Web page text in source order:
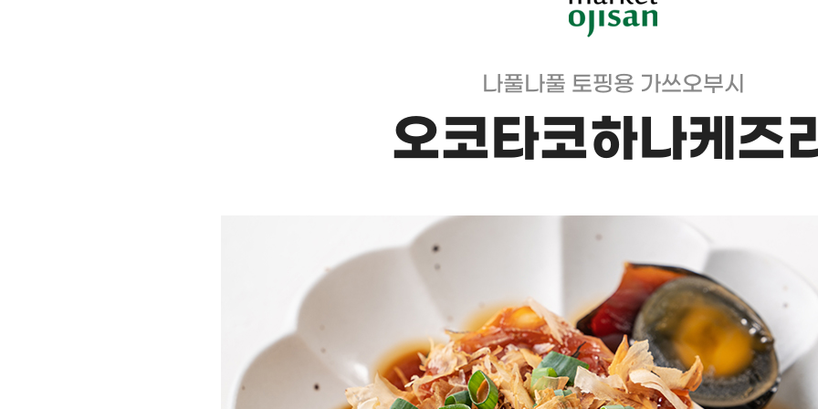
나풀나풀 토핑용 가쓰오부시
오코타코하나케즈